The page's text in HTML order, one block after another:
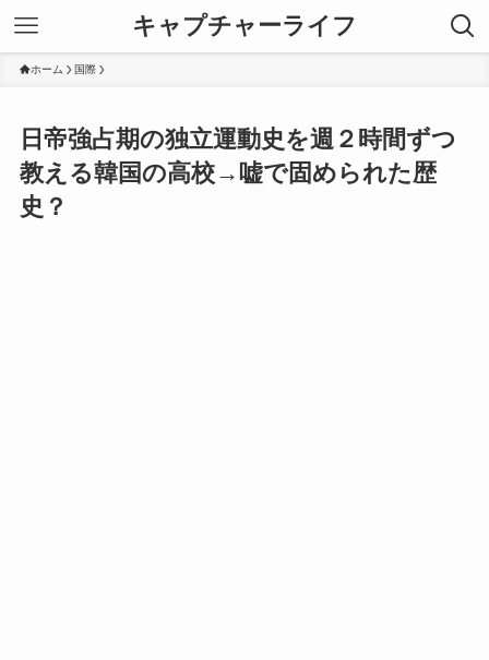
キャプチャーライフ
ホーム 国際
日帝強占期の独立運動史を週２時間ずつ
教える韓国の高校→嘘で固められた歴
史？